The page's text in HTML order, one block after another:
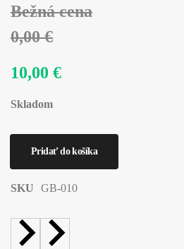
Bežná cena
0,00 €
10,00 €
Skladom
SKU GB-010